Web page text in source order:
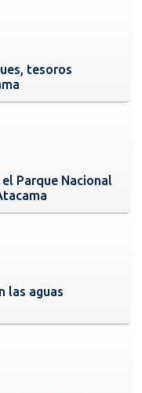
tesoros
Parque Nacional
las aguas